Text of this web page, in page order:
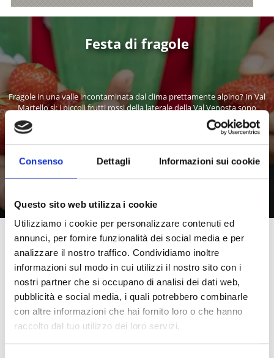
Consenso Dettagli Informazioni sui cookie
Questo sito web utilizza i cookie
Utilizziamo i cookie per personalizzare contenuti ed
annunci, per fornire funzionalità dei social media e per
analizzare il nostro traffico. Condividiamo inoltre
informazioni sul modo in cui utilizzi il nostro sito con i
nostri partner che si occupano di analisi dei dati web,
pubblicità e social media, i quali potrebbero combinarle
con altre informazioni che hai fornito loro o che hanno
raccolto dal tuo utilizzo dei loro servizi.
Festa di fragole
Fragole in una valle incontaminata dal clima prettamente alpino? In Val
Martello sì: i piccoli frutti rossi della laterale della Val Venosta sono
particolarmente dolci e saporiti. E per celebrarli a dovere, nell’ultimo fine
settimana di giugno in Val Martello si tiene la festa delle fragole.
Altri link interessanti